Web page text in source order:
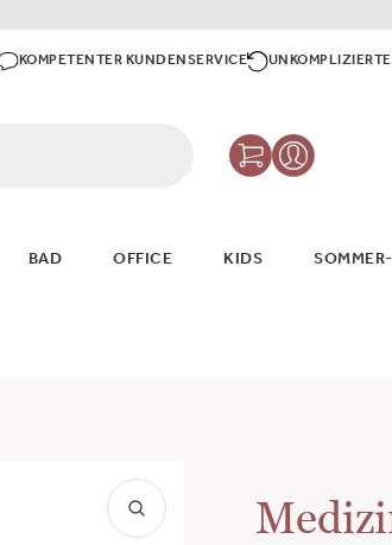
KOMPETENTER KUNDENSERVICE
BAD OFFICE KIDS